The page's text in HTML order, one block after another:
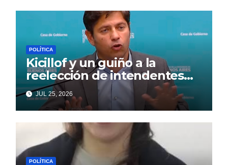
POLÍTICA
Kicillof y un guiño a la
reelección de intendentes
que Cagliardi espera ansioso
JUL 25, 2026
POLÍTICA